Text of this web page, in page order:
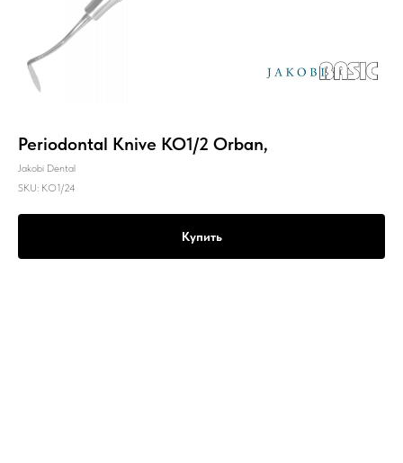
Periodontal Knive KO1/2 Orban,
Jakobi Dental
SKU: KO1/24
Купить